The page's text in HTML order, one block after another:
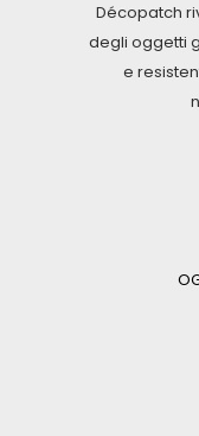
Décopatch
degli oggetti
e